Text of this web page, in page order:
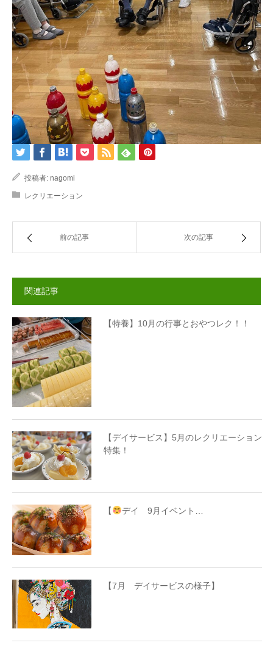
投稿者: nagomi
レクリエーション
前の記事 次の記事
関連記事
【特養】10月の行事とおやつレク！！
【デイサービス】5月のレクリエーション
特集！
【 デイ 9月イベント…
【7月 デイサービスの様子】